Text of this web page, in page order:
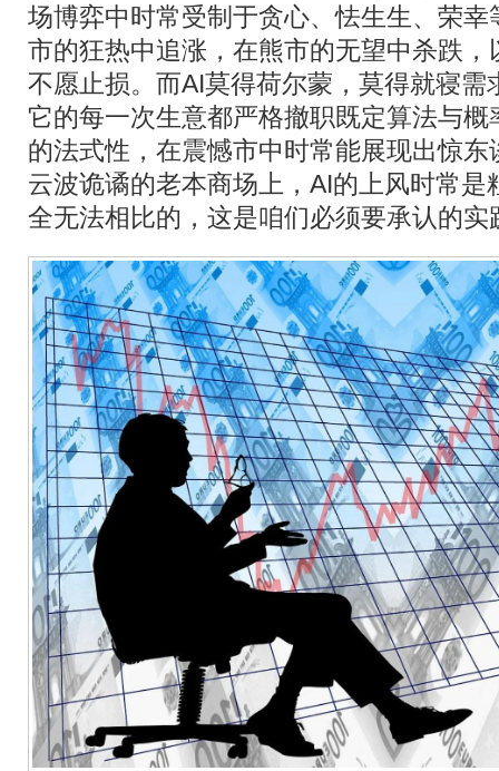
场博弈中时常受制于贪心、怯生生、荣
市的狂热中追涨，在熊市的无望中杀跌
不愿止损。而AI莫得荷尔蒙，莫得就寝需
它的每一次生意都严格撤职既定算法与
的法式性，在震憾市中时常能展现出惊
云波诡谲的老本商场上，AI的上风时常是
全无法相比的，这是咱们必须要承认的实